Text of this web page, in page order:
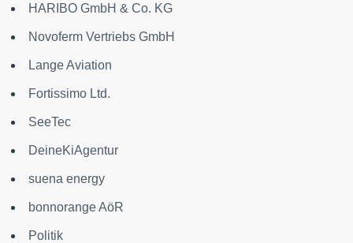
HARIBO GmbH & Co. KG
Novoferm Vertriebs GmbH
Lange Aviation
Fortissimo Ltd.
SeeTec
DeineKiAgentur
suena energy
bonnorange AöR
Politik